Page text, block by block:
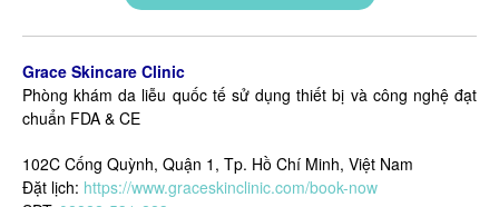
Grace Skincare Clinic
Phòng khám da liễu quốc tế sử dụng thiết bị và công nghệ đạt
chuẩn FDA & CE
102C Cống Quỳnh, Quận 1, Tp. Hồ Chí Minh, Việt Nam
Đặt lịch: https://www.graceskinclinic.com/book-now